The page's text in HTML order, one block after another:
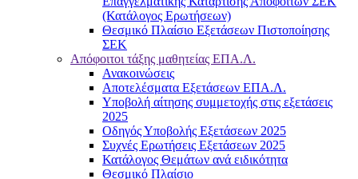
(Κατάλογος Ερωτήσεων)
Θεσμικό Πλαίσιο Εξετάσεων Πιστοποίησης
ΣΕΚ
Απόφοιτοι τάξης μαθητείας ΕΠΑ.Λ.
Ανακοινώσεις
Αποτελέσματα Εξετάσεων ΕΠΑ.Λ.
Υποβολή αίτησης συμμετοχής στις εξετάσεις
2025
Οδηγός Υποβολής Εξετάσεων 2025
Συχνές Ερωτήσεις Εξετάσεων 2025
Κατάλογος Θεμάτων ανά ειδικότητα
Θεσμικό Πλαίσιο